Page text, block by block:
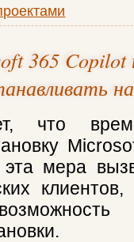
365 Copilot
что
мера